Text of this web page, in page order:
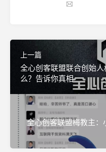
上一篇
全心创客联盟联合创始
么？告诉你真相
全心创客联盟梅教主：